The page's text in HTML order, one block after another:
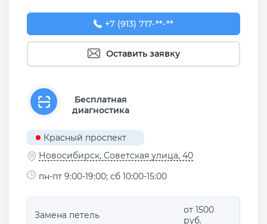
+7 (913) 717-02-96
+7 (913) 717-**-**
Оставить заявку
Бесплатная
диагностика
Красный проспект
Новосибирск, Советская улица, 40
пн-пт 9:00-19:00; сб 10:00-15:00
Замена петель
от 1500
руб.